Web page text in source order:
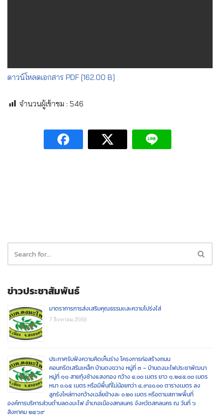
ดาวน์โหลดเอกสาร PDF [162.00 B]
จำนวนผู้เข้าชม : 546
ข่าวประชาสัมพันธ์
มาตราการการส่งเสริมคุณธรรมเเละความโปร่งใส่
7 สิงหาคม 2569
ประกาศรับฟังความคิดเห็นร่าง โครงการก่อสร้างถนน
คอนกรีตเสริมเหล็ก บ้านดงขวาง หมู่ที่ ๓ – บ้านดงมะไฟประชาพัฒนา
หมู่ที่ ๑๑ สายทุ้งช้างแสงทอง กว้าง ๔.๐๐ เมตร ยาว ๑,๒๔๕.๐๐ เมตร
หนา ๐.๑๕ เมตร หรือมีพื้นที่ไม่น้อยกว่า ๔,๙๘๐.๐๐ ตารางเมตร ลง
ลูกรังไหล่ทางกว้างเฉลี่ยข้างละ ๐.๒๐ เมตร หรือตามสภาพพื้นที่
องค์การบริหารส่วนตำบลดงมะไฟ อำเภอเมืองสกลนคร จังหวัดสกลนคร ณ วันที่ ๖
สิงหาคม ๒๕๖๙